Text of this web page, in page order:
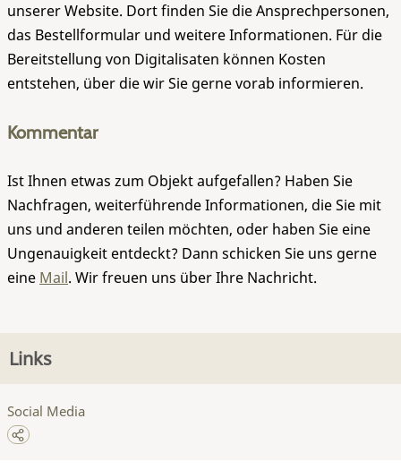
unserer Website. Dort finden Sie die Ansprechpersonen,
das Bestellformular und weitere Informationen. Für die
Bereitstellung von Digitalisaten können Kosten
entstehen, über die wir Sie gerne vorab informieren.
Kommentar
Ist Ihnen etwas zum Objekt aufgefallen? Haben Sie
Nachfragen, weiterführende Informationen, die Sie mit
uns und anderen teilen möchten, oder haben Sie eine
Ungenauigkeit entdeckt? Dann schicken Sie uns gerne
eine Mail. Wir freuen uns über Ihre Nachricht.
Links
Social Media